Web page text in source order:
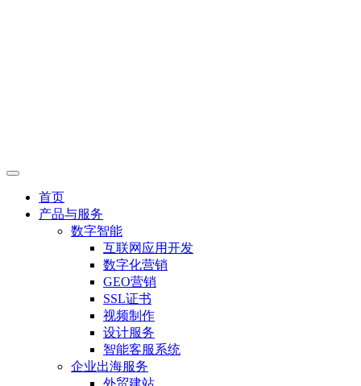
首页
产品与服务
数字智能
互联网应用开发
数字化营销
GEO营销
SSL证书
视频制作
设计服务
智能客服系统
企业出海服务
外贸建站